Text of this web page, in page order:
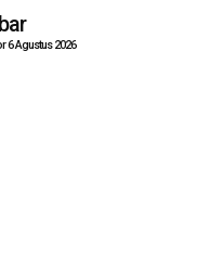
6 Agustus 2026